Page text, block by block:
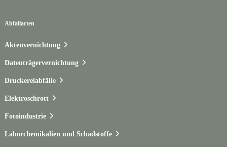
Abfallarten
Aktenvernichtung
Datenträgervernichtung
Druckereiabfälle
Elektroschrott
Fotoindustrie
Laborchemikalien und Schadstoffe